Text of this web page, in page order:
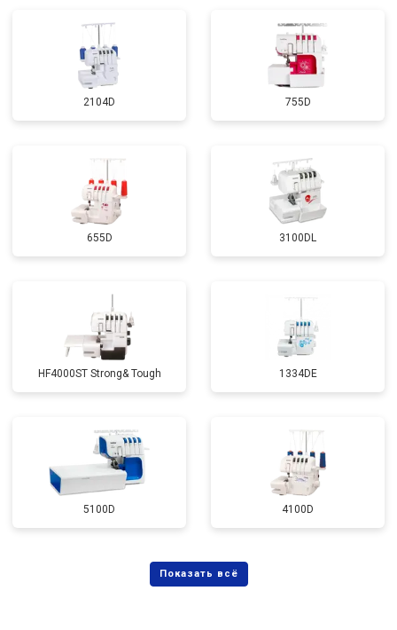
2104D 755D
655D 3100DL
HF4000ST Strong& Tough 1334DE
5100D 4100D